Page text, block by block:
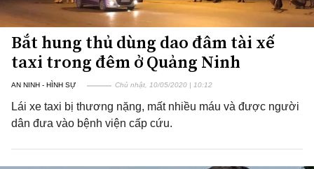
Bắt hung thủ dùng dao đâm tài xế
taxi trong đêm ở Quảng Ninh
AN NINH - HÌNH SỰ Chủ nhật, 10/05/2020 | 10:12
Lái xe taxi bị thương nặng, mất nhiều máu và được người
dân đưa vào bệnh viện cấp cứu.